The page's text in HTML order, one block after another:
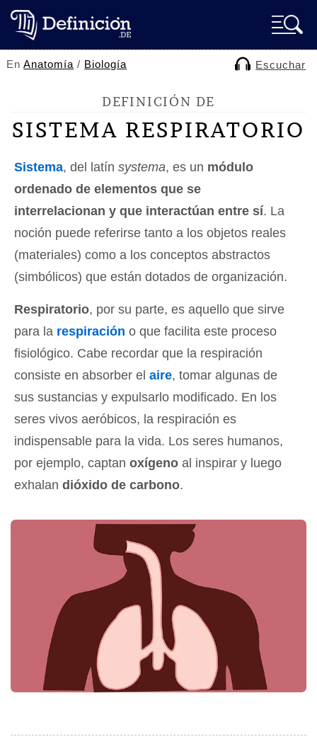
EnAnatomía / Biología Escuchar
DEFINICIÓN DE
SISTEMA RESPIRATORIO
Sistema, del latín systema, es un módulo
ordenado de elementos que se
interrelacionan y que interactúan entre sí. La
noción puede referirse tanto a los objetos reales
(materiales) como a los conceptos abstractos
(simbólicos) que están dotados de organización.
Respiratorio, por su parte, es aquello que sirve
para la respiración o que facilita este proceso
fisiológico. Cabe recordar que la respiración
consiste en absorber el aire, tomar algunas de
sus sustancias y expulsarlo modificado. En los
seres vivos aeróbicos, la respiración es
indispensable para la vida. Los seres humanos,
por ejemplo, captan oxígeno al inspirar y luego
exhalan dióxido de carbono.